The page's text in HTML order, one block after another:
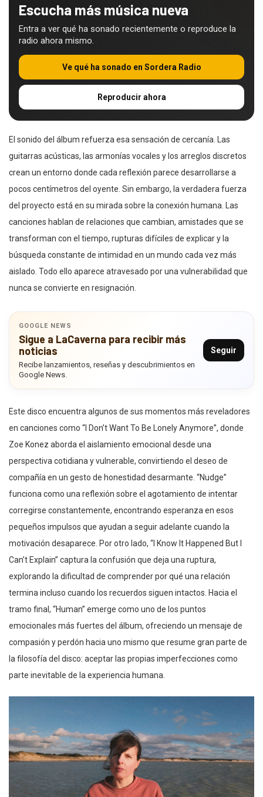
Escucha más música nueva
Entra a ver qué ha sonado recientemente o reproduce la
radio ahora mismo.
Ve qué ha sonado en Sordera Radio
Reproducir ahora
El sonido del álbum refuerza esa sensación de cercanía. Las
guitarras acústicas, las armonías vocales y los arreglos discretos
crean un entorno donde cada reflexión parece desarrollarse a
pocos centímetros del oyente. Sin embargo, la verdadera fuerza
del proyecto está en su mirada sobre la conexión humana. Las
canciones hablan de relaciones que cambian, amistades que se
transforman con el tiempo, rupturas difíciles de explicar y la
búsqueda constante de intimidad en un mundo cada vez más
aislado. Todo ello aparece atravesado por una vulnerabilidad que
nunca se convierte en resignación.
GOOGLE NEWS
Sigue a LaCaverna para recibir más
noticias
Recibe lanzamientos, reseñas y descubrimientos en
Google News.
Seguir
Este disco encuentra algunos de sus momentos más reveladores
en canciones como “I Don’t Want To Be Lonely Anymore”, donde
Zoe Konez aborda el aislamiento emocional desde una
perspectiva cotidiana y vulnerable, convirtiendo el deseo de
compañía en un gesto de honestidad desarmante. “Nudge”
funciona como una reflexión sobre el agotamiento de intentar
corregirse constantemente, encontrando esperanza en esos
pequeños impulsos que ayudan a seguir adelante cuando la
motivación desaparece. Por otro lado, “I Know It Happened But I
Can’t Explain” captura la confusión que deja una ruptura,
explorando la dificultad de comprender por qué una relación
termina incluso cuando los recuerdos siguen intactos. Hacia el
tramo final, “Human” emerge como uno de los puntos
emocionales más fuertes del álbum, ofreciendo un mensaje de
compasión y perdón hacia uno mismo que resume gran parte de
la filosofía del disco: aceptar las propias imperfecciones como
parte inevitable de la experiencia humana.